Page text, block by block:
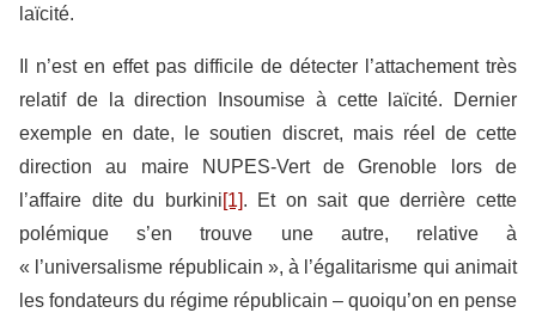
laïcité.
Il n’est en effet pas difficile de détecter l’attachement très
relatif de la direction Insoumise à cette laïcité. Dernier
exemple en date, le soutien discret, mais réel de cette
direction au maire NUPES-Vert de Grenoble lors de
l’affaire dite du burkini[1]. Et on sait que derrière cette
polémique s’en trouve une autre, relative à
« l’universalisme républicain », à l’égalitarisme qui animait
les fondateurs du régime républicain – quoiqu’on en pense